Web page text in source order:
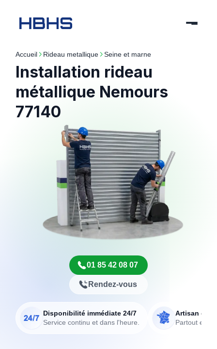
Accueil rideau metallique seine et marne
Installation rideau
métallique Nemours
77140
01 85 42 08 07
Rendez-vous
Disponibilité immédiate 24/7
Service continu et dans l'heure.
Artisan de
Partout en